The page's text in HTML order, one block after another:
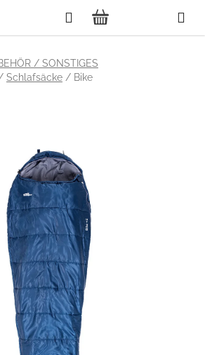
Suchen
WARENKORB
/ SONSTIGES
Schlafsäcke / Bike